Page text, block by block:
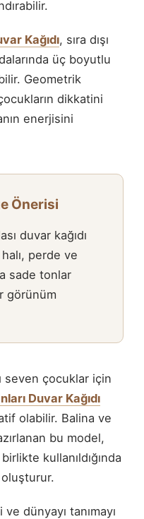
Kağıdı, sıra dışı
üç boyutlu
Geometrik
dikkatini
enerjisini
Önerisi
duvar kağıdı
perde ve
sade tonlar
görünüm
seven çocuklar için
Duvar Kağıdı
olabilir. Balina ve
bu model,
kullanıldığında
dünyayı tanımayı